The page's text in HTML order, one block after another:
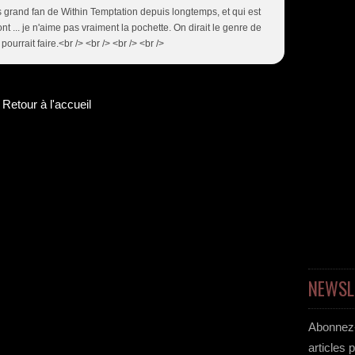
grand fan de Within Temptation depuis longtemps, et qui est
... je n'aime pas vraiment la pochette. On dirait le genre de
faire.<br /> <br /> <br /> <br />
Retour à l'accueil
articles